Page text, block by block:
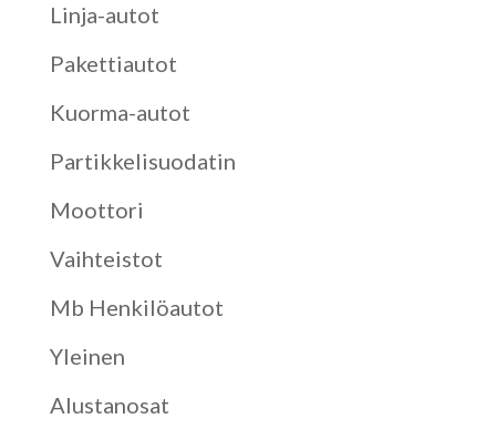
Linja-autot
Pakettiautot
Kuorma-autot
Partikkelisuodatin
Moottori
Vaihteistot
Mb Henkilöautot
Yleinen
Alustanosat